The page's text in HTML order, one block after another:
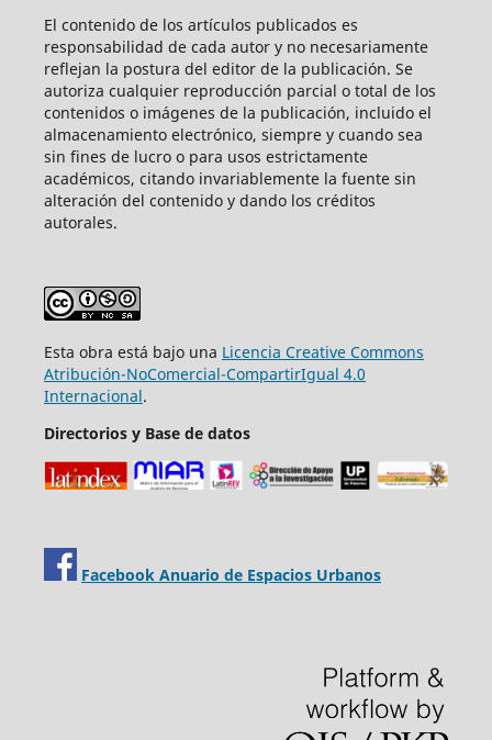
El contenido de los artículos publicados es
responsabilidad de cada autor y no necesariamente
reflejan la postura del editor de la publicación. Se
autoriza cualquier reproducción parcial o total de los
contenidos o imágenes de la publicación, incluido el
almacenamiento electrónico, siempre y cuando sea
sin fines de lucro o para usos estrictamente
académicos, citando invariablemente la fuente sin
alteración del contenido y dando los créditos
autorales.
Esta obra está bajo una Licencia Creative Commons
Atribución-NoComercial-CompartirIgual 4.0
Internacional.
Directorios y Base de datos
Facebook Anuario de Espacios Urbanos